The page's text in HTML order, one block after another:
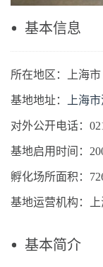
基本信息
所在地区：上海市
基地地址： 上海
对外公开电话：
基地启用时间：
孵化场所面积：
基地运营机构：
基本简介